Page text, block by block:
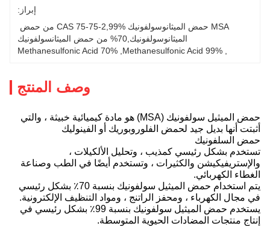
إبراز:
الميثانوسولفونيك,70% من حمض الميثانسولفونيك
99% Methanesulfonic Acid
70% Methanesulfonic Acid
وصف المنتج
حمض الميثيل سولفونيك (MSA) هو مادة كيميائية خبيثة ، والتي
أثبتت أنها بديل جيد لحمض الفلوروبوريك أو الفينوليك
حمض السلفونيك
تستخدم بشكل رئيسي كمذيب ، وتحليل الألكيلات ،
والإستريفيكيشن والكثيرات ، وتستخدم أيضًا في الطب وصناعة
الغطاء الكهربائي.
يتم استخدام حمض الميثيل سولفونيك بنسبة 70٪ بشكل رئيسي
في مجال الكهرباء ، ومحفز الراتنج ، ومواد التنظيف الإلكترونية.
يستخدم حمض الميثيل سولفونيك بنسبة 99٪ بشكل رئيسي في
إنتاج منتجات المضادات الحيوية المتوسطة.